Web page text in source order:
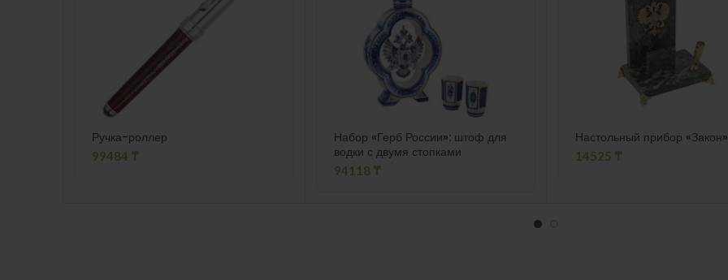
Ручка-роллер
99484 ₸
Набор «Герб России»: штоф для
водки с двумя стопками
94118 ₸
Настольный прибор «Закон»
14525 ₸